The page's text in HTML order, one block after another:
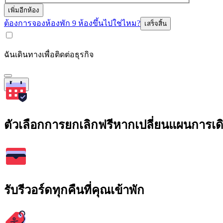
เพิ่มอีกห้อง
ต้องการจองห้องพัก 9 ห้องขึ้นไปใช่ไหม? เสร็จสิ้น
ฉันเดินทางเพื่อติดต่อธุรกิจ
ค้นหา
ตัวเลือกการยกเลิกฟรีหากเปลี่ยนแผนการเ
รับรีวอร์ดทุกคืนที่คุณเข้าพัก